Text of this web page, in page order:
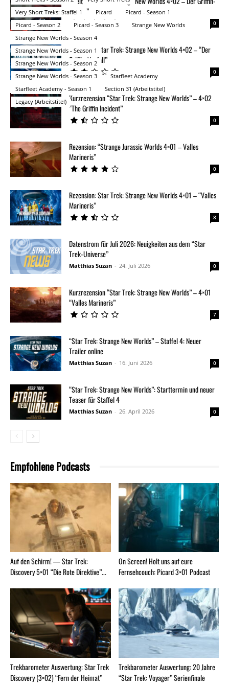
Very Short Treks: Staffel 1
Picard
Picard - Season 1
Picard - Season 2
Picard - Season 3
Strange New Worlds
Strange New Worlds - Season 4
Strange New Worlds - Season 1
Strange New Worlds - Season 2
Strange New Worlds - Season 3
Starfleet Academy
Starfleet Academy - Season 1
Section 31 (Arbeitstitel)
Legacy (Arbeitstitel)
Vorfall”
0
Rezension: Star Trek: Strange New Worlds 4×02 – “Der
Griffin-Vorfall”
0
Kurzrezension “Star Trek: Strange New Worlds” – 4×02
“The Griffin Incident”
0
Rezension: “Strange Jurassic Worlds 4×01 – Valles
Marineris”
0
Rezension: Star Trek: Strange New Worlds 4×01 – “Valles
Marineris”
8
Datenstrom für Juli 2026: Neuigkeiten aus dem “Star
Trek-Universe”
Matthias Suzan - 24. Juli 2026 0
Kurzrezension “Star Trek: Strange New Worlds” – 4×01
“Valles Marineris”
7
“Star Trek: Strange New Worlds” – Staffel 4: Neuer
Trailer online
Matthias Suzan - 16. Juni 2026 0
“Star Trek: Strange New Worlds”: Starttermin und neuer
Teaser für Staffel 4
Matthias Suzan - 26. April 2026 0
Empfohlene Podcasts
Auf den Schirm! — Star Trek:
Discovery 5×01 “Die Rote Direktive”...
On Screen! Holt uns auf eure
Fernsehcouch: Picard 3×01 Podcast
Trekbarometer Auswertung: Star Trek
Discovery (3×02) “Fern der Heimat”
Trekbarometer Auswertung: 20 Jahre
“Star Trek: Voyager” Serienfinale